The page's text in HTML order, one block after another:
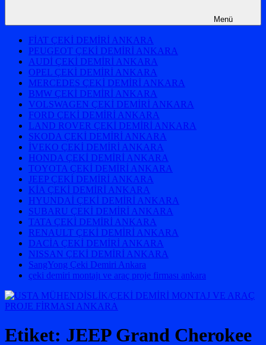
Menü
FİAT ÇEKİ DEMİRİ ANKARA
PEUGEOT ÇEKİ DEMİRİ ANKARA
AUDİ ÇEKİ DEMİRİ ANKARA
OPEL ÇEKİ DEMİRİ ANKARA
MERCEDES ÇEKİ DEMİRİ ANKARA
BMW ÇEKİ DEMİRİ ANKARA
VOLSWAGEN ÇEKİ DEMİRİ ANKARA
FORD ÇEKİ DEMİRİ ANKARA
LAND ROVER ÇEKİ DEMİRİ ANKARA
SKODA ÇEKİ DEMİRİ ANKARA
İVEKO ÇEKİ DEMİRİ ANKARA
HONDA ÇEKİ DEMİRİ ANKARA
TOYOTA ÇEKİ DEMİRİ ANKARA
JEEP ÇEKİ DEMİRİ ANKARA
KİA ÇEKİ DEMİRİ ANKARA
HYUNDAİ ÇEKİ DEMİRİ ANKARA
SUBARU ÇEKİ DEMİRİ ANKARA
TATA ÇEKİ DEMİRİ ANKARA
RENAULT ÇEKİ DEMİRİ ANKARA
DACİA ÇEKİ DEMİRİ ANKARA
NISSAN ÇEKİ DEMİRİ ANKARA
SangYong Çeki Demiri Ankara
çeki demiri montajı ve araç proje firması ankara
Etiket: JEEP Grand Cherokee